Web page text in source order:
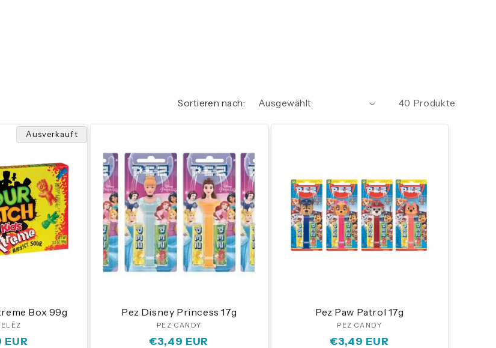
Sortieren nach: 40 Produkte
Ausverkauft
Box 99g Pez Disney Princess 17g
Anbieter:
PEZ CANDY
Normaler
€3,49 EUR
Pez Paw Patrol 17g
Anbieter:
PEZ CANDY
Normaler
€3,49 EUR